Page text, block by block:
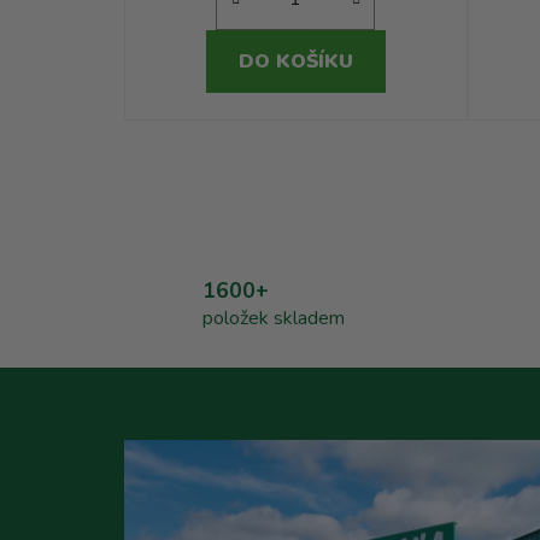
DO KOŠÍKU
1600+
položek skladem